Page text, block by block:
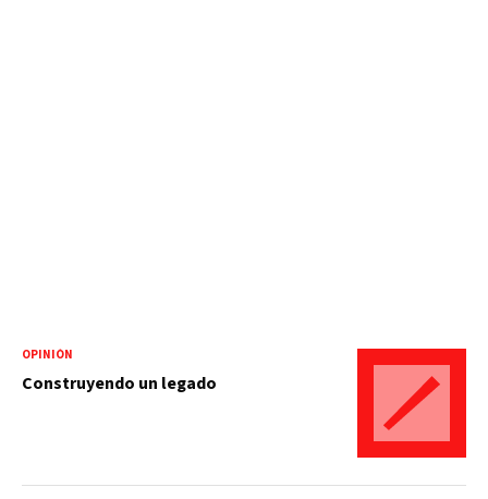
OPINIÓN
Construyendo un legado